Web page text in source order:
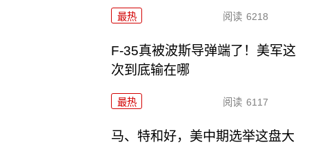
最热 阅读 6218
F-35真被波斯导弹端了！美军这
次到底输在哪
最热 阅读 6117
马、特和好，美中期选举这盘大